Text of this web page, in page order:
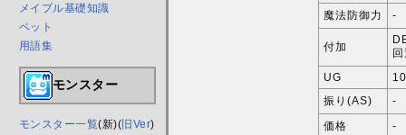
メイプル基礎知識
ペット
用語集
モンスター
モンスター一覧(新)( 旧Ver)
魔法防御力
-
付加
UG
振り(AS)
-
価格
-